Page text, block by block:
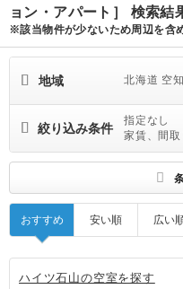
ョン・アパート］ 検索結
※該当物件が少ないため周辺を含
地域 北海道 空
絞り込み条件
指定なし
家賃、間
す
おすすめ 安い順 広い
ハイツ石山の空室を探す